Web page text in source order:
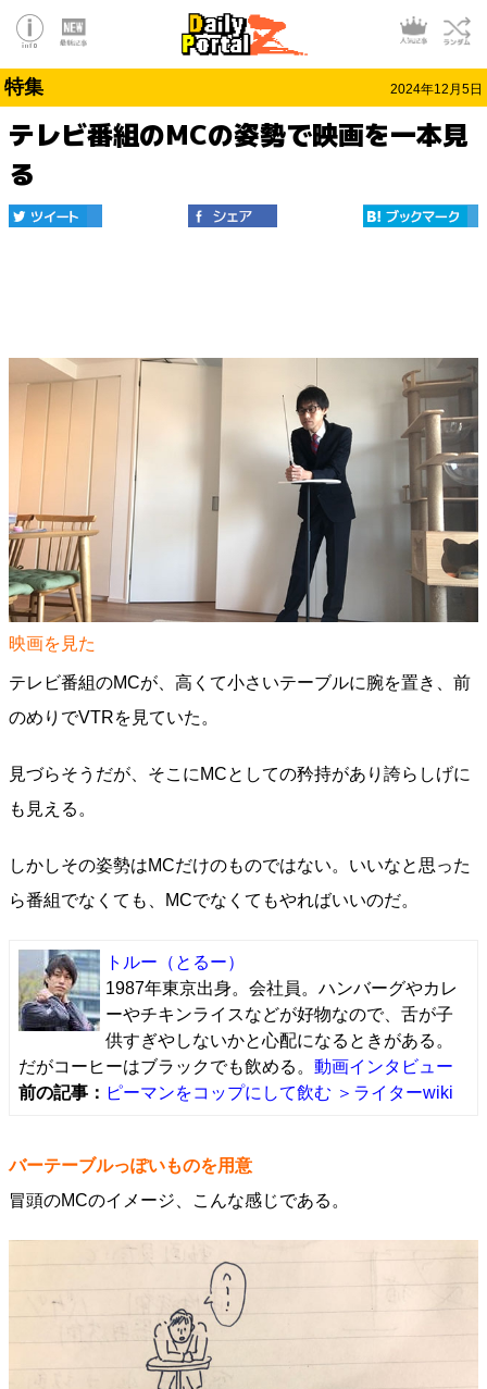
特集 2024年12月5日
テレビ番組のMCの姿勢で映画を一本見
る
映画を見た
テレビ番組のMCが、高くて小さいテーブルに腕を置き、前
のめりでVTRを見ていた。
見づらそうだが、そこにMCとしての矜持があり誇らしげに
も見える。
しかしその姿勢はMCだけのものではない。いいなと思った
ら番組でなくても、MCでなくてもやればいいのだ。
トルー （とるー）
1987年東京出身。会社員。ハンバーグやカレ
ーやチキンライスなどが好物なので、舌が子
供すぎやしないかと心配になるときがある。
だがコーヒーはブラックでも飲める。 動画インタビュー
前の記事： ピーマンをコップにして飲む ＞ライターwiki
バーテーブルっぽいものを用意
冒頭のMCのイメージ、こんな感じである。